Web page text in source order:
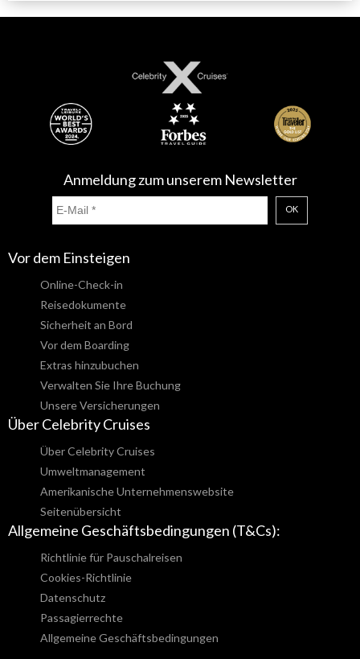
Anmeldung zum unserem Newsletter
OK
Vor dem Einsteigen
Online-Check-in
Reisedokumente
Sicherheit an Bord
Vor dem Boarding
Extras hinzubuchen
Verwalten Sie Ihre Buchung
Unsere Versicherungen
Über Celebrity Cruises
Über Celebrity Cruises
Umweltmanagement
Amerikanische Unternehmenswebsite
Seitenübersicht
Allgemeine Geschäftsbedingungen (T&Cs):
Richtlinie für Pauschalreisen
Cookies-Richtlinie
Datenschutz
Passagierrechte
Allgemeine Geschäftsbedingungen